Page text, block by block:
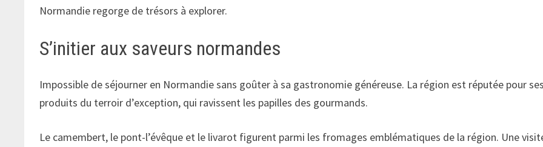
Normandie regorge de trésors à explorer.
S’initier aux saveurs normandes
Impossible de séjourner en Normandie sans goûter à sa gastronomie généreuse. La région est réputée pour ses
produits du terroir d’exception, qui ravissent les papilles des gourmands.
Le camembert, le pont-l’évêque et le livarot figurent parmi les fromages emblématiques de la région. Une